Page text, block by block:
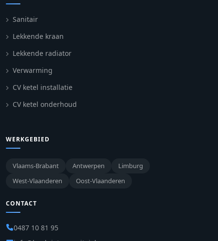
Sanitair
Lekkende kraan
Lekkende radiator
Verwarming
CV ketel installatie
CV ketel onderhoud
WERKGEBIED
Vlaams-Brabant Antwerpen
Limburg
West-Vlaanderen
Oost-Vlaanderen
CONTACT
0487 10 81 95